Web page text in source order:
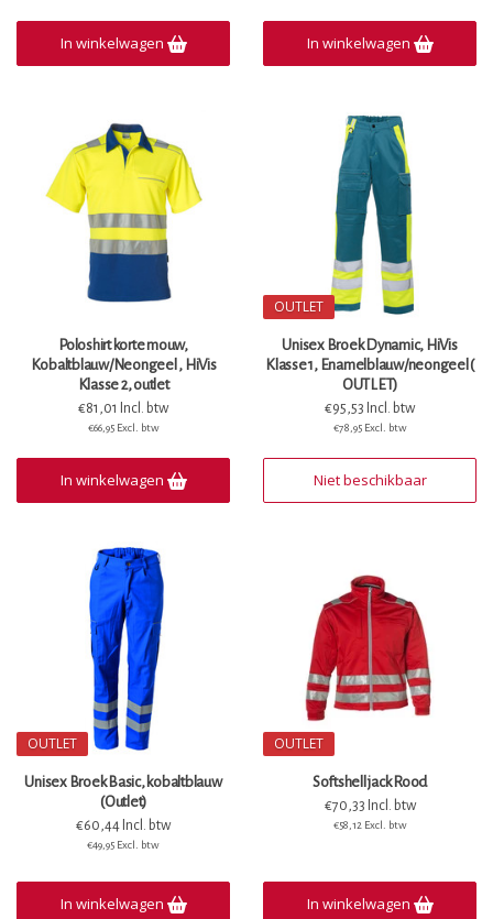
In winkelwagen In winkelwagen
Poloshirt korte mouw,
Kobaltblauw/Neongeel , HiVis
Klasse 2, outlet
€81,01 Incl. btw
€66,95 Excl. btw
In winkelwagen
OUTLET
Unisex Broek Dynamic, HiVis
Klasse 1, Enamelblauw/neongeel (
OUTLET)
€95,53 Incl. btw
€78,95 Excl. btw
Niet beschikbaar
OUTLET
Unisex Broek Basic, kobaltblauw
(Outlet)
€60,44 Incl. btw
€49,95 Excl. btw
In winkelwagen
OUTLET
Softshell jack Rood
€70,33 Incl. btw
€58,12 Excl. btw
In winkelwagen